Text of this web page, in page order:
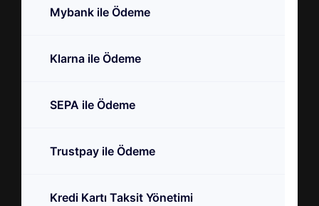
Mybank ile Ödeme
Klarna ile Ödeme
SEPA ile Ödeme
Trustpay ile Ödeme
Kredi Kartı Taksit Yönetimi